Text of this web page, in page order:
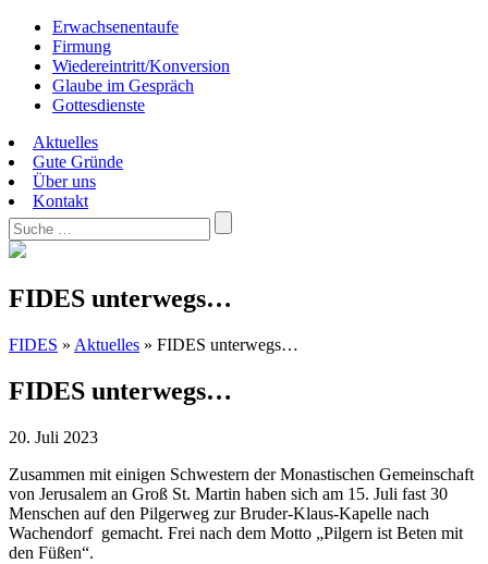
Erwachsenentaufe
Firmung
Wiedereintritt/Konversion
Glaube im Gespräch
Gottesdienste
Aktuelles
Gute Gründe
Über uns
Kontakt
FIDES unterwegs…
FIDES » Aktuelles » FIDES unterwegs…
FIDES unterwegs…
20. Juli 2023
Zusammen mit einigen Schwestern der Monastischen Gemeinschaft
von Jerusalem an Groß St. Martin haben sich am 15. Juli fast 30
Menschen auf den Pilgerweg zur Bruder-Klaus-Kapelle nach
Wachendorf gemacht. Frei nach dem Motto „Pilgern ist Beten mit
den Füßen“.